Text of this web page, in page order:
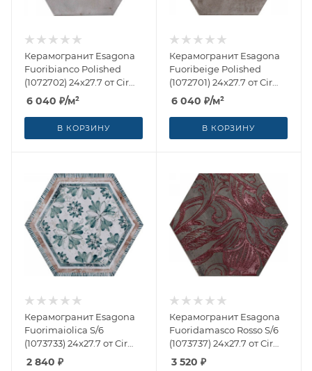
Керамогранит Esagona
Fuoribianco Polished
(1072702) 24x27.7 от Cir
Ceramiche (Италия)
6 040 ₽/м²
В КОРЗИНУ
Керамогранит Esagona
Fuoribeige Polished
(1072701) 24x27.7 от Cir
Ceramiche (Италия)
6 040 ₽/м²
В КОРЗИНУ
Керамогранит Esagona
Fuorimaiolica S/6
(1073733) 24x27.7 от Cir
Ceramiche (Италия)
2 840 ₽
Керамогранит Esagona
Fuoridamasco Rosso S/6
(1073737) 24x27.7 от Cir
Ceramiche (Италия)
3 520 ₽